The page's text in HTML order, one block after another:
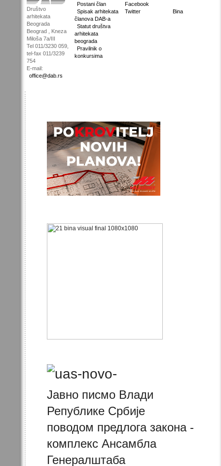
Društvo
arhitekata
Beograda
Beograd , Kneza
Miloša 7a/III
Tel 011/3230 059,
tel-fax 011/3239
754
E-mail:
office@dab.rs
Postani član
Spisak arhitekata
članova DAB-a
Statut društva
arhitekata
beograda
Pravilnik o
konkursima
Facebook
Twitter
Bina
Јавно писмо Влади
Републике Србије
поводом предлога закона -
комплекс Ансамбла
Генералштаба